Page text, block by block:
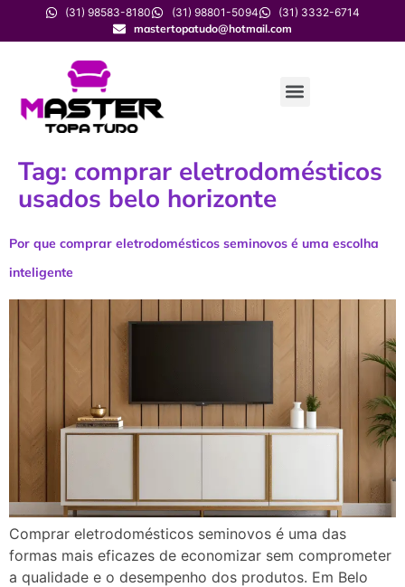
(31) 98583-8180 (31) 98801-5094
(31) 3332-6714
mastertopatudo@hotmail.com
Tag: comprar eletrodomésticos
usados belo horizonte
Por que comprar eletrodomésticos seminovos é uma escolha
inteligente
Comprar eletrodomésticos seminovos é uma das
formas mais eficazes de economizar sem comprometer
a qualidade e o desempenho dos produtos. Em Belo